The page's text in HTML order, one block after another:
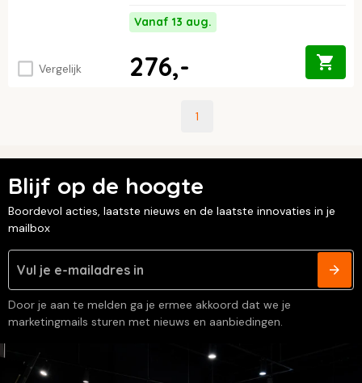
Vergelijk
Vanaf 13 aug.
276,-
1
Blijf op de hoogte
Boordevol acties, laatste nieuws en de laatste innovaties in je
mailbox
Door je aan te melden ga je ermee akkoord dat we je
marketingmails sturen met nieuws en aanbiedingen.